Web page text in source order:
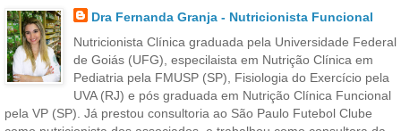
Dra Fernanda Granja - Nutricionista Funcional
Nutricionista Clínica graduada pela Universidade Federal
de Goiás (UFG), especilaista em Nutrição Clínica em
Pediatria pela FMUSP (SP), Fisiologia do Exercício pela
UVA (RJ) e pós graduada em Nutrição Clínica Funcional
pela VP (SP). Já prestou consultoria ao São Paulo Futebol Clube